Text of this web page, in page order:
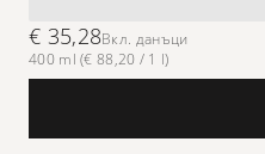
€ 35,28Вкл. данъци
400 ml (€ 88,20 / 1 l)